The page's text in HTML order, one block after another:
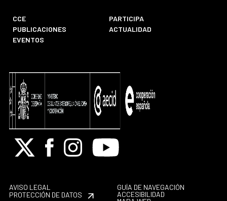
CCE
PARTICIPA
PUBLICACIONES
ACTUALIDAD
EVENTOS
X FacebookInstagramYoutube
AVISO LEGAL
PROTECCIÓN DE DATOS
GUÍA DE NAVEGACIÓN
ACCESIBILIDAD